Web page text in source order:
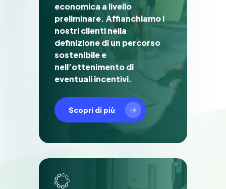
economica a livello
preliminare. Affianchiamo i
nostri clienti nella
definizione di un percorso
sostenibile e
nell’ottenimento di
eventuali incentivi.
Scopri di più